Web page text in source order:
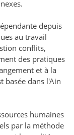
depuis
au travail
conflits,
des pratiques
et à la
basée dans l'Ain
humaines
par la méthode